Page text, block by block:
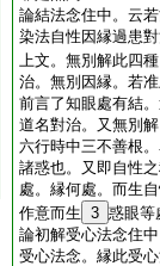
論結法念住中。云
染法自性因縁過患
上文。無別解此四
治。無別因縁。若
前言了知眼處有結
道名對治。又無別
六行時中三不善根
諸惑也。又即自性
處。縁何處。而生
作意而生 3 惑眼等
論初解受心法念住
受心法念。縁此受